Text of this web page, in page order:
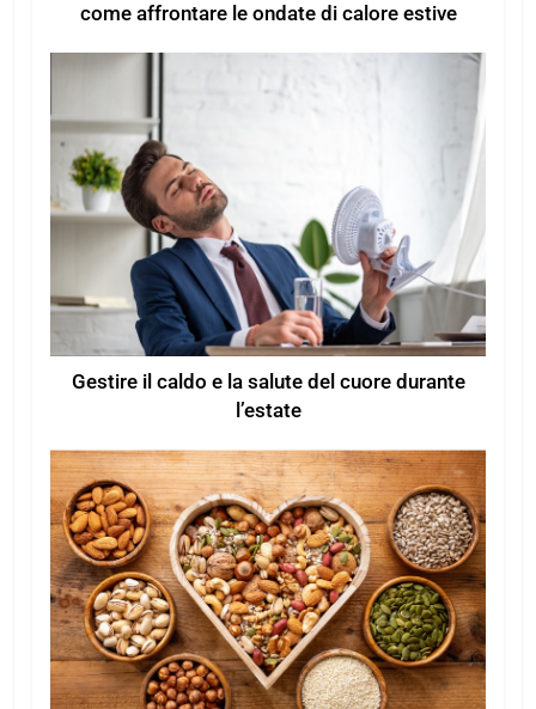
come affrontare le ondate di calore estive
Gestire il caldo e la salute del cuore durante
l’estate